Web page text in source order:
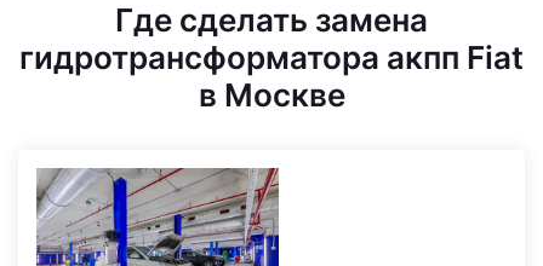
Где сделать замена
гидротрансформатора акпп Fiat
в Москве